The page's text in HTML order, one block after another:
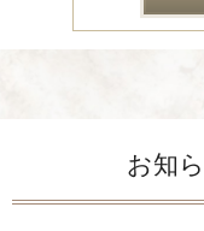
お知